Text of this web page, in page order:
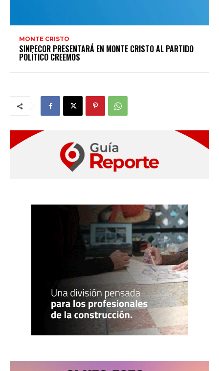
MONTE CRISTO
SINPECOR PRESENTARÁ EN MONTE CRISTO AL PARTIDO
POLÍTICO CREEMOS